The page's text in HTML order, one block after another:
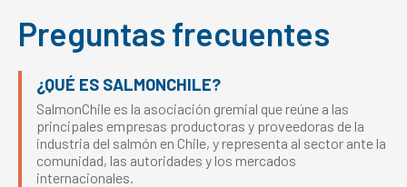
Preguntas frecuentes
¿QUÉ ES SALMONCHILE?
SalmonChile es la asociación gremial que reúne a las
principales empresas productoras y proveedoras de la
industria del salmón en Chile, y representa al sector ante la
comunidad, las autoridades y los mercados
internacionales.